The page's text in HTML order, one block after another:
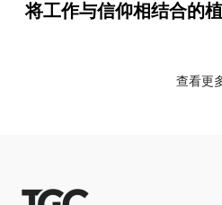
将工作与信仰相结合的
查看更